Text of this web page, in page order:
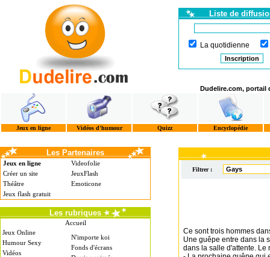
Liste de
La quotidienne
Dudelire.com, portail
Jeux en ligne Vidéos d'humour Quizz Encyclopédie
Les Partenaires
Jeux en ligne
Créer un site
Théâtre
Jeux flash gratuit
Videofolie
JeuxFlash
Emoticone
Les rubriques
Accueil
Jeux Online
Humour Sexy
Vidéos
N'importe koi
Fonds d'écrans
Filtrer :
Ce sont trois hommes
Une guêpe entre dans la
dans la salle d'attente. Le